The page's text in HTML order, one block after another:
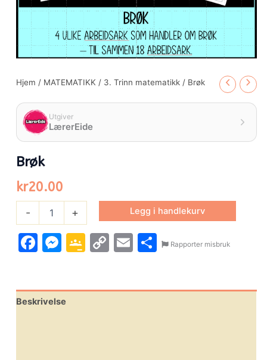
Hjem / MATEMATIKK / 3. Trinn matematikk / Brøk
Utgiver
LærerEide
Brøk
kr20.00
- + Legg i handlekurv
Facebook
Messenger
Google
CopyEmailShare
Rapporter misbruk
Beskrivelse